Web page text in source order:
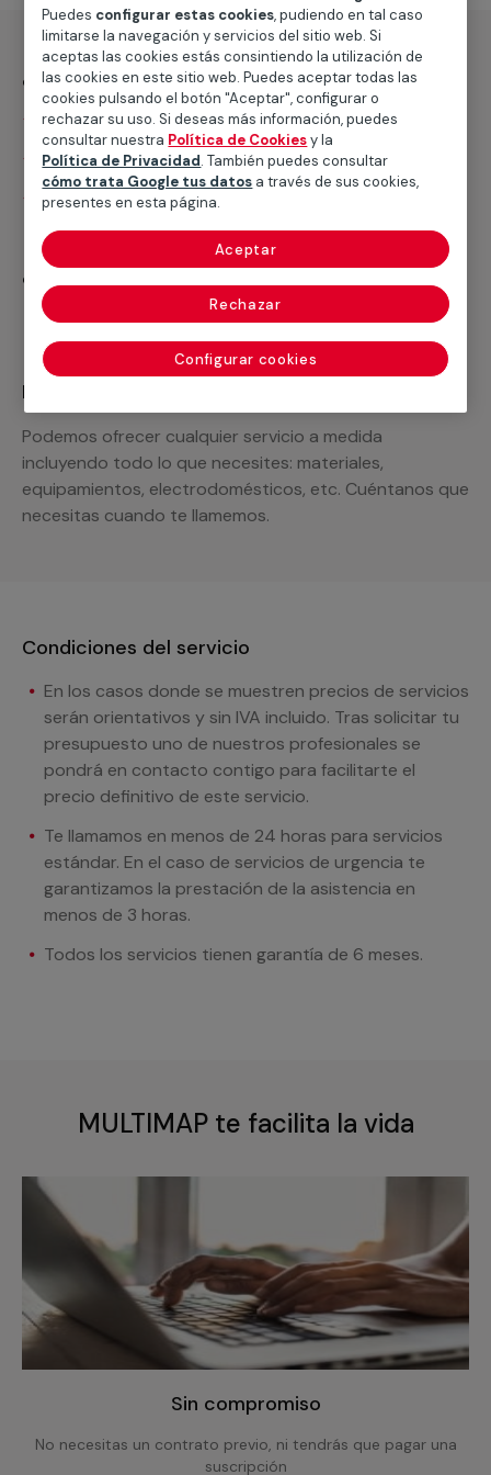
¿Qué incluye?
Desplazamiento
Presupuesto gratis y sin compromiso
Mano de obra de reparación hasta 1 hora
¿Qué no incluye?
Recuerda que en MULTIMAP
Podemos ofrecer cualquier servicio a medida
incluyendo todo lo que necesites: materiales,
equipamientos, electrodomésticos, etc. Cuéntanos que
necesitas cuando te llamemos.
Condiciones del servicio
En los casos donde se muestren precios de servicios
serán orientativos y sin IVA incluido. Tras solicitar tu
presupuesto uno de nuestros profesionales se
pondrá en contacto contigo para facilitarte el
precio definitivo de este servicio.
Te llamamos en menos de 24 horas para servicios
estándar. En el caso de servicios de urgencia te
garantizamos la prestación de la asistencia en
menos de 3 horas.
Todos los servicios tienen garantía de 6 meses.
MULTIMAP te facilita la vida
Sin compromiso
No necesitas un contrato previo, ni tendrás que pagar una
suscripción
Puedes configurar estas cookies, pudiendo en tal caso
limitarse la navegación y servicios del sitio web. Si
aceptas las cookies estás consintiendo la utilización de
las cookies en este sitio web. Puedes aceptar todas las
cookies pulsando el botón "Aceptar", configurar o
rechazar su uso. Si deseas más información, puedes
consultar nuestra Política de Cookiesy la
Política de Privacidad. También puedes consultar
cómo trata Google tus datos a través de sus cookies,
presentes en esta página.
Configurar cookies
Rechazar
Aceptar